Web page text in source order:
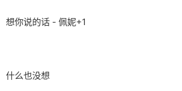
想你说的话 - 佩妮+1
什么也没想